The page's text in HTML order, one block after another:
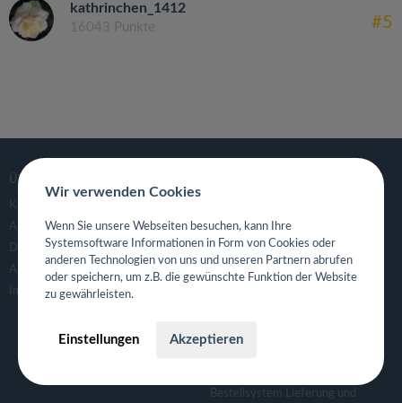
kathrinchen_1412
16043 Punkte #5
ÜBER
Kontaktanfrage
AGB
Datenschutzerklärung
APP- & Benutzerdaten löschen
Impressum
FÜR RESTAURANTS UND
GASTRONOMEN
Gutscheinsystem für Restaurants
Bestellsystem Lieferung und
Wir verwenden Cookies
Wenn Sie unsere Webseiten besuchen, kann Ihre
Systemsoftware Informationen in Form von Cookies oder
anderen Technologien von uns und unseren Partnern abrufen
oder speichern, um z.B. die gewünschte Funktion der Website
zu gewährleisten.
Einstellungen Akzeptieren